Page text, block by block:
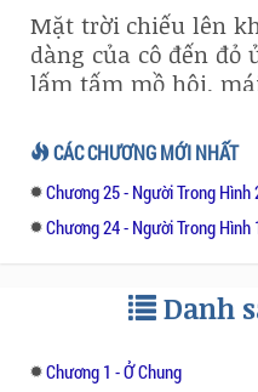
​Mặt trời chiếu lên
dàng của cô đến
lấm tấm mồ hôi,
hôi thám ướt
chút khó chịu.
​Xác định được đây
tìm, Lâm Gia cất tờ
hết can đảm bấm
vẫn đang mải suy
CÁC CHƯƠNG MỚI NHẤT
Chương 25 - Người Trong Hình
Chương 24 - Người Trong Hình
Danh
Chương 1 - Ở Chung